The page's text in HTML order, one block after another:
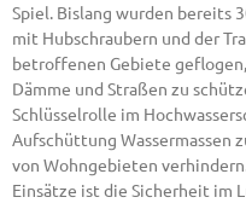
Spiel. Bislang wurden bereits
mit Hubschraubern und der
betroffenen Gebiete
Dämme und Straßen zu
Schlüsselrolle im
Aufschüttung Wassermassen
von Wohngebieten
Einsätze ist die Sicherheit im